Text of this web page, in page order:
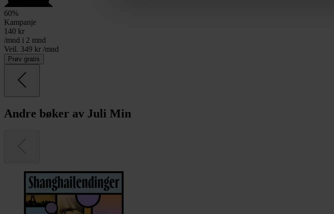
60%
Kampanje
140 kr
/mnd i 2 mnd
Veil. 349 kr /mnd
Prøv gratis
Andre bøker av Juli Min